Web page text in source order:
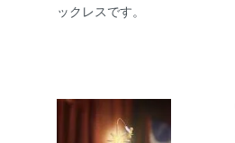
ックレスです。